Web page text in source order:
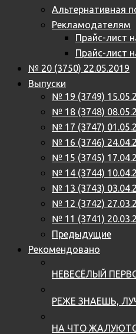
Альтернативная
Рекламодателям
Прайс-лист
Прайс-лист
№ 20 (3750) 22.05.2019
Выпуски
№ 19 (3749)
№ 18 (3748)
№ 17 (3747)
№ 16 (3746)
№ 15 (3745)
№ 14 (3744)
№ 13 (3743)
№ 12 (3742)
№ 11 (3741)
Предыдущие
Рекомендовано
НЕВЕСЁЛЫЙ
РЕЖЕ ЗНАЕШЬ,
НА ЧТО